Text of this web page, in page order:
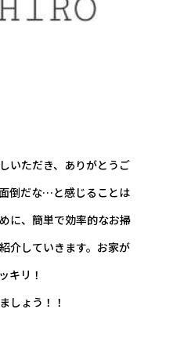
いただき、ありがとうご
倒だな…と感じることは
に、簡単で効率的なお掃
介していきます。お家が
キリ！
しょう！！